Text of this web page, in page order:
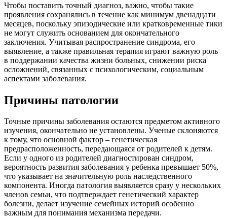
Чтобы поставить точный диагноз, важно, чтобы такие
проявления сохранялись в течение как минимум двенадцати
месяцев, поскольку эпизодические или кратковременные тики
не могут служить основанием для окончательного
заключения. Учитывая распространение синдрома, его
выявление, а также правильная терапия играют важную роль
в поддержании качества жизни больных, снижении риска
осложнений, связанных с психологическим, социальным
аспектами заболевания.
Причины патологии
Точные причины заболевания остаются предметом активного
изучения, окончательно не установлены. Ученые склоняются
к тому, что основной фактор – генетическая
предрасположенность, передающаяся от родителей к детям.
Если у одного из родителей диагностирован синдром,
вероятность развития заболевания у ребенка превышает 50%,
что указывает на значительную роль наследственного
компонента. Иногда патология выявляется сразу у нескольких
членов семьи, что подтверждает генетический характер
болезни, делает изучение семейных историй особенно
важным для понимания механизма передачи.